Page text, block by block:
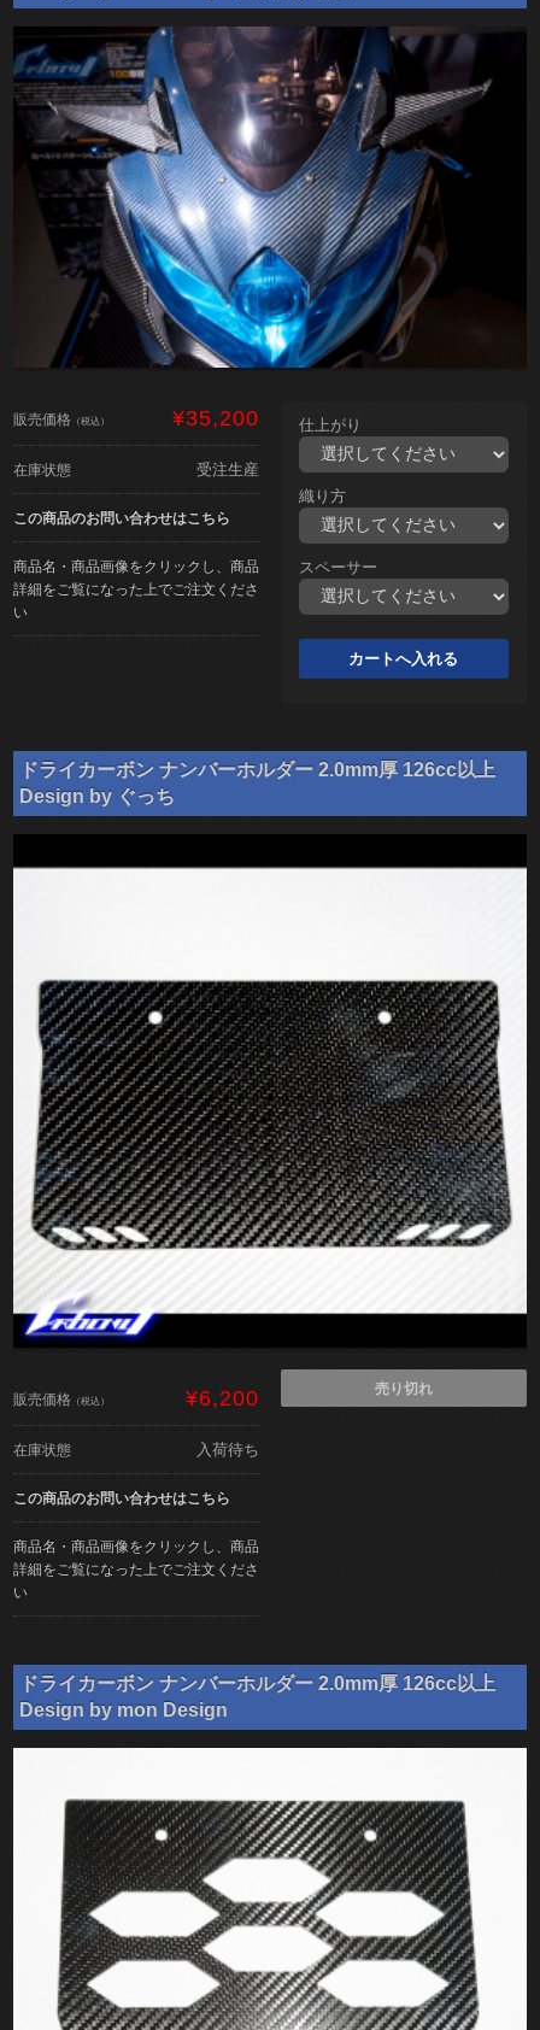
販売価格 （税込） ¥35,200
在庫状態 受注生産
この商品のお問い合わせはこちら
商品名・商品画像をクリックし、商品
詳細をご覧になった上でご注文くださ
い
仕上がり
織り方
スペーサー
ドライカーボン ナンバーホルダー 2.0mm厚 126cc以上
Design by ぐっち
販売価格 （税込） ¥6,200
在庫状態 入荷待ち
この商品のお問い合わせはこちら
商品名・商品画像をクリックし、商品
詳細をご覧になった上でご注文くださ
い
売り切れ
ドライカーボン ナンバーホルダー 2.0mm厚 126cc以上
Design by mon Design